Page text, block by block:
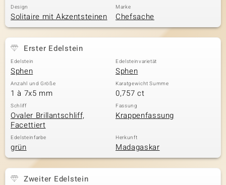
Design
Solitaire mit Akzentsteinen
Marke
Chefsache
Erster Edelstein
Edelstein
Sphen
Edelsteinvarietät
Sphen
Anzahl und Größe
1 à 7x5 mm
Karatgewicht Summe
0,757 ct
Schliff
Ovaler Brillantschliff,
Facettiert
Fassung
Krappenfassung
Edelsteinfarbe
grün
Herkunft
Madagaskar
Zweiter Edelstein